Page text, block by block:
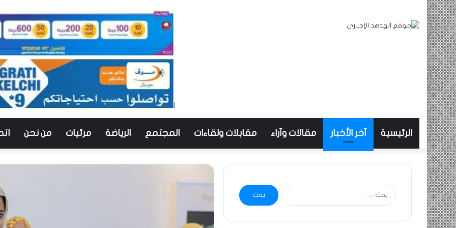
الرئيسية آخر الأخبار مقالات وآراء مقابلات ولقاءات المجتمع الرياضة مرئيات من نحن
البحث
عن: